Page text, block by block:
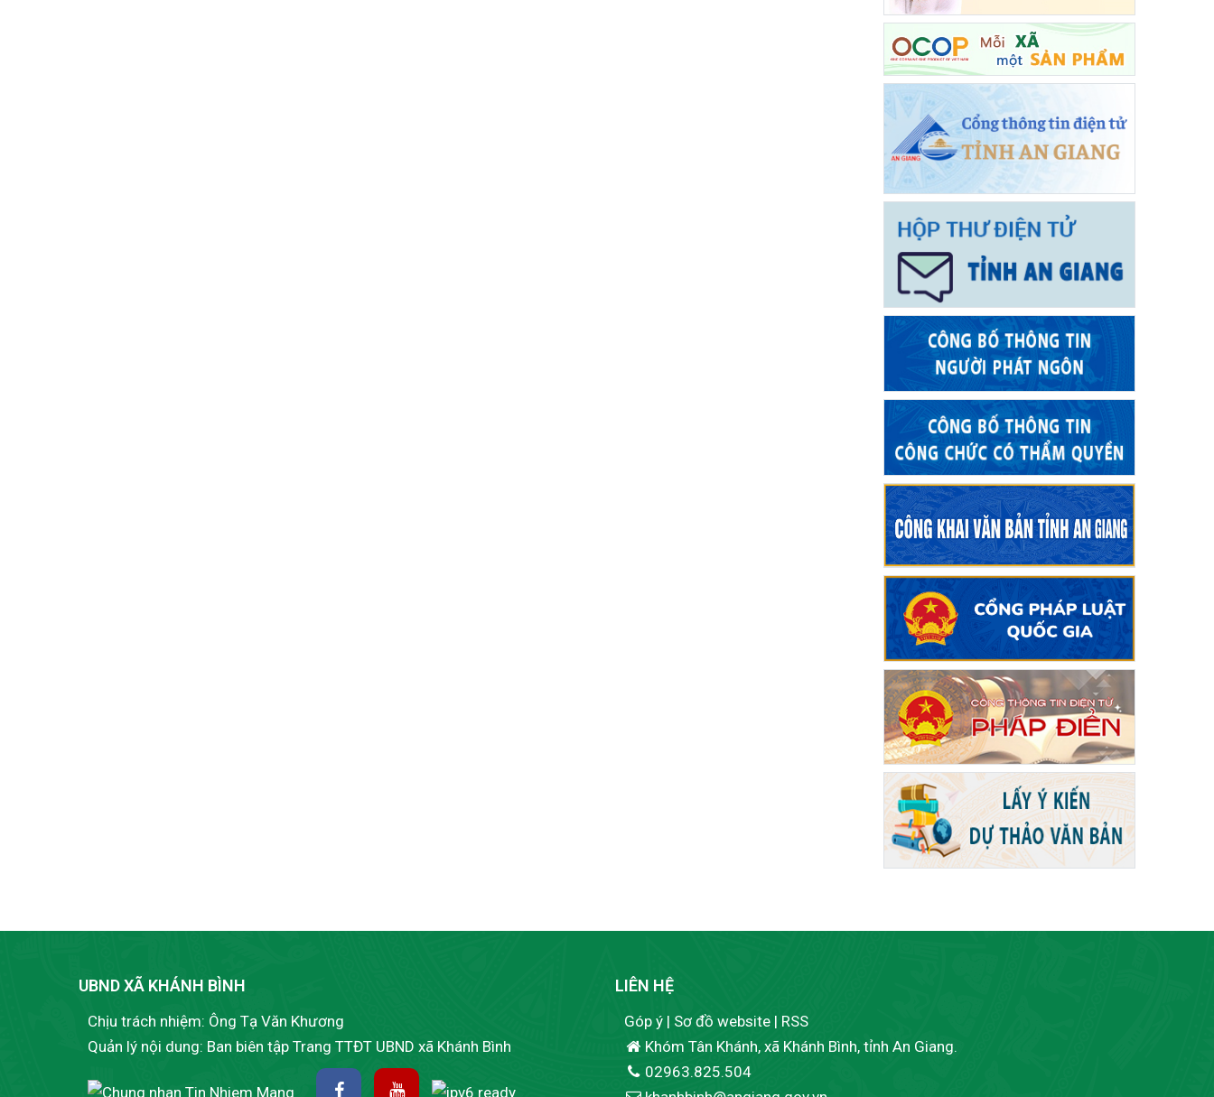
UBND XÃ KHÁNH BÌNH
Chịu trách nhiệm: Ông Tạ Văn Khương
Quản lý nội dung: Ban biên tập Trang TTĐT UBND xã Khánh Bình
LIÊN HỆ
Góp ý | Sơ đồ website | RSS
Khóm Tân Khánh, xã Khánh Bình, tỉnh An Giang.
02963.825.504